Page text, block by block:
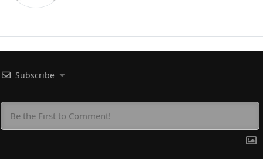
Subscribe